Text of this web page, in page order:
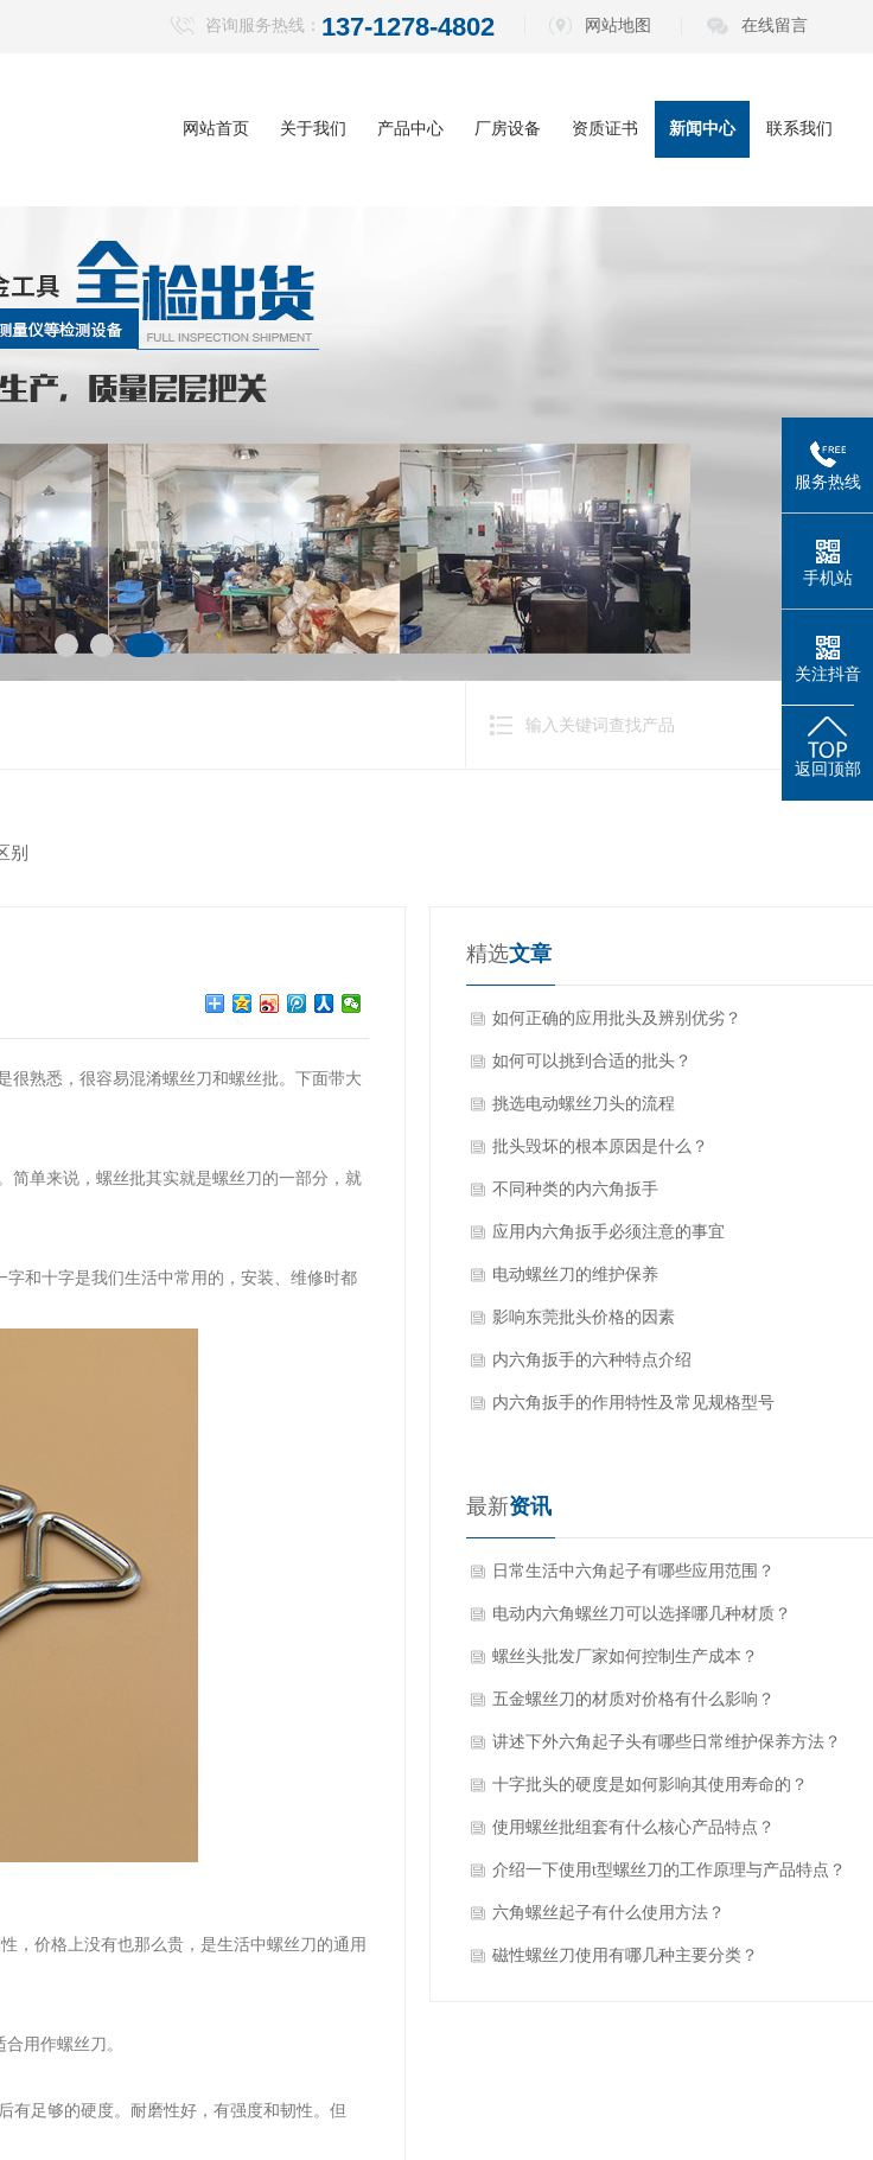
咨询服务热线： 137-1278-4802 网站地图 在线留言
网站首页 关于我们 产品中心 厂房设备 资质证书 新闻中心 联系我们
别
熟悉，很容易混淆螺丝刀和螺丝批。下面带大
简单来说，螺丝批其实就是螺丝刀的一部分，就
和十字是我们生活中常用的，安装、维修时都
，价格上没有也那么贵，是生活中螺丝刀的通用
用作螺丝刀。
有足够的硬度。耐磨性好，有强度和韧性。但
精选文章
如何正确的应用批头及辨别优劣？
如何可以挑到合适的批头？
挑选电动螺丝刀头的流程
批头毁坏的根本原因是什么？
不同种类的内六角扳手
应用内六角扳手必须注意的事宜
电动螺丝刀的维护保养
影响东莞批头价格的因素
内六角扳手的六种特点介绍
内六角扳手的作用特性及常见规格型号
最新资讯
日常生活中六角起子有哪些应用范围？
电动内六角螺丝刀可以选择哪几种材质？
螺丝头批发厂家如何控制生产成本？
五金螺丝刀的材质对价格有什么影响？
讲述下外六角起子头有哪些日常维护保养方法？
十字批头的硬度是如何影响其使用寿命的？
使用螺丝批组套有什么核心产品特点？
介绍一下使用t型螺丝刀的工作原理与产品特点？
六角螺丝起子有什么使用方法？
磁性螺丝刀使用有哪几种主要分类？
服务热线
手机站
关注抖音
返回顶部